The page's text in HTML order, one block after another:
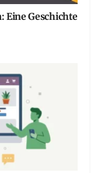
Eine Geschichte